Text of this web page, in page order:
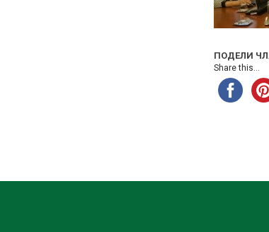
ПОДЕЛИ
Share this...